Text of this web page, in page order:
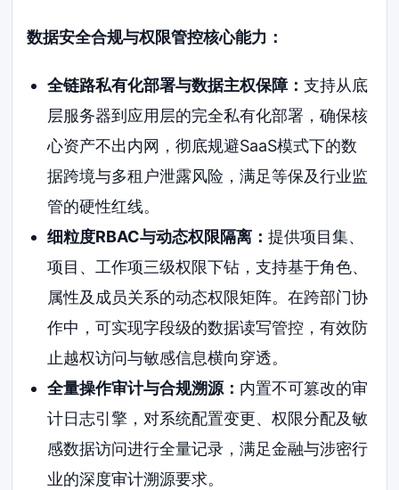
数据安全合规与权限管控核心能力：
全链路私有化部署与数据主权保障： 支持从底
层服务器到应用层的完全私有化部署，确保核
心资产不出内网，彻底规避SaaS模式下的数
据跨境与多租户泄露风险，满足等保及行业监
管的硬性红线。
细粒度RBAC与动态权限隔离： 提供项目集、
项目、工作项三级权限下钻，支持基于角色、
属性及成员关系的动态权限矩阵。在跨部门协
作中，可实现字段级的数据读写管控，有效防
止越权访问与敏感信息横向穿透。
全量操作审计与合规溯源： 内置不可篡改的审
计日志引擎，对系统配置变更、权限分配及敏
感数据访问进行全量记录，满足金融与涉密行
业的深度审计溯源要求。